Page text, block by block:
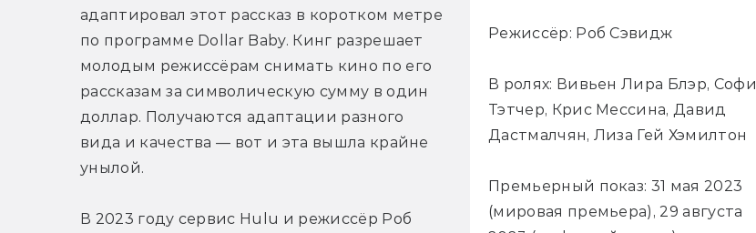
Режиссёр: Роб Сэвидж
В ролях: Вивьен Лира Блэр, Софи
Тэтчер, Крис Мессина, Давид
Дастмалчян, Лиза Гей Хэмилтон
Премьерный показ: 31 мая 2023
(мировая премьера), 29 августа
адаптировал этот рассказ в коротком метре
по программе Dollar Baby. Кинг разрешает
молодым режиссёрам снимать кино по его
рассказам за символическую сумму в один
доллар. Получаются адаптации разного
вида и качества — вот и эта вышла крайне
унылой.
В 2023 году сервис Hulu и режиссёр Роб